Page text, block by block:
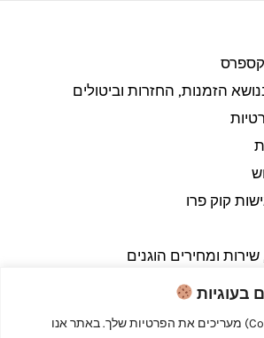
בעוגיות
באתר קוק פרו (CookPro) מעריכים את הפרטיות שלך. באתר אנו
הזמנות, החזרות וביטולים​
קוק פרו
ומחירים הוגנים